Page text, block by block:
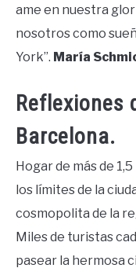
ame en nuestra
nosotros como
York”. María
Reflexiones
Barcelona.
Hogar de más de
los límites de la
cosmopolita de la
Miles de turistas
pasear la hermosa